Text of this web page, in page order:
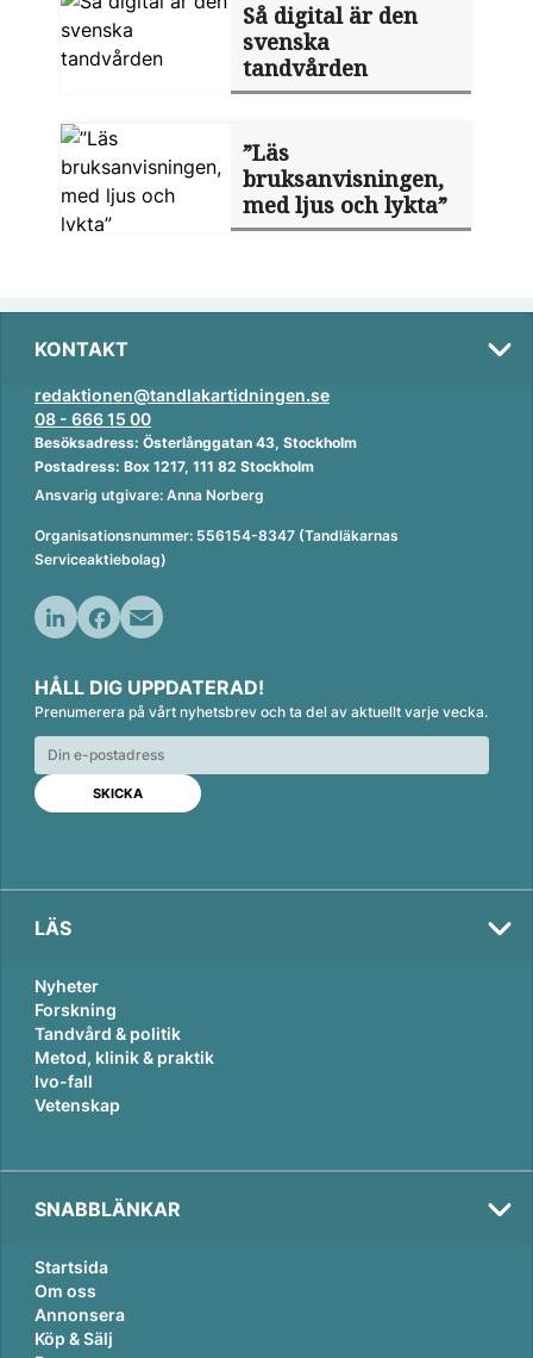
Så digital är den
svenska
tandvården
”Läs
bruksanvisningen,
med ljus och lykta”
KONTAKT
redaktionen@tandlakartidningen.se
08 - 666 15 00
Besöksadress: Österlånggatan 43, Stockholm
Postadress: Box 1217, 111 82 Stockholm
Ansvarig utgivare: Anna Norberg
Organisationsnummer: 556154-8347 (Tandläkarnas
Serviceaktiebolag)
n
k
e
d
n
c
e
b
o
o
k
a
i
l
HÅLL DIG UPPDATERAD!
Prenumerera på vårt nyhetsbrev och ta del av aktuellt varje vecka.
LÄS
Nyheter
Forskning
Tandvård & politik
Metod, klinik & praktik
Ivo-fall
Vetenskap
SNABBLÄNKAR
Startsida
Om oss
Annonsera
Köp & Sälj